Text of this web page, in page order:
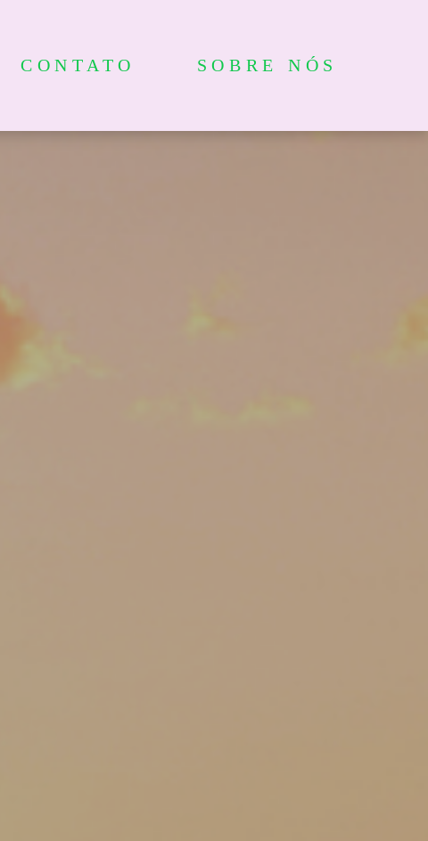
CONTATO SOBRE NÓS